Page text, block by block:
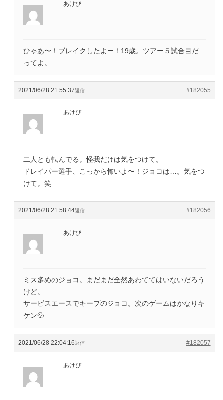
あけび
ひゃあ〜！ブレイクしたよー！19歳。ツアー５試合目だ
ってよ。
2021/06/28 21:55:37 #182055
返信
あけび
二人とも転んでる。怪我だけは気をつけて。
ドレイパー選手、こっから怖いよ〜！ジョコは…。気をつ
けて。笑
2021/06/28 21:58:44 #182056
返信
あけび
ミス多めのジョコ。まだまだ全然あわててはいないだろう
けど。
サービスエースでキープのジョコ。次のゲームはかなりキ
ケン💦
2021/06/28 22:04:16 #182057
返信
あけび